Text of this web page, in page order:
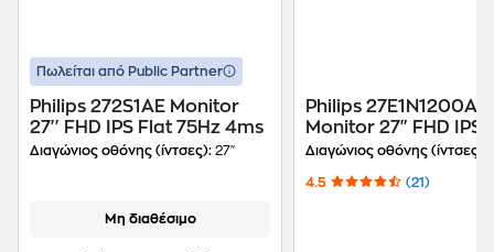
Πωλείται από Public Partner
Philips 272S1AE Monitor
27'' FHD IPS Flat 75Hz 4ms
Διαγώνιος οθόνης (ίντσες): 27''
Μη διαθέσιμο
Philips
Monitor 27" FHD IPS
120Hz 4ms
Διαγώνιος οθόνης (ίντσες):
4.5 (21)